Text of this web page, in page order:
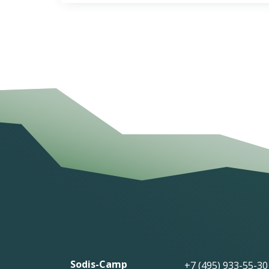
Sodis-Camp +7 (495) 933-55-30